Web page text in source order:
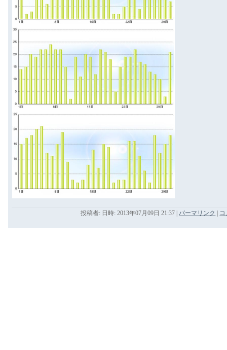
投稿者: 日時: 2013年07月09日 21:37 パーマリンク